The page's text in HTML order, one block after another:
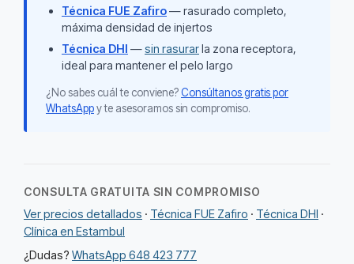
Técnica FUE Zafiro— rasurado completo,
máxima densidad de injertos
Técnica DHI —sin rasurarla zona receptora,
ideal para mantener el pelo largo
¿No sabes cuál te conviene?Consúltanos gratis por
WhatsAppy te asesoramos sin compromiso.
CONSULTA GRATUITA SIN COMPROMISO
Ver precios detallados · Técnica FUE Zafiro · Técnica DHI ·
Clínica en Estambul
¿Dudas? WhatsApp 648 423 777